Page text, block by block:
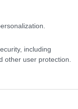
including
other user protection.